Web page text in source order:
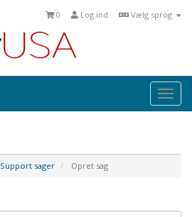
Vælg sprog
Log ind
0
Support sager Opret sag